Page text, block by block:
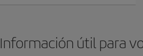
Información útil para